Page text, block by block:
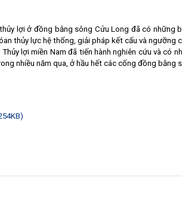
lợi ở đồng bằng sông Cửu Long đã có
thủy lực hệ thống, giải pháp kết cấu và ngưỡng
lợi miền Nam đã tiến hành nghiên cứu và có
nhiều năm qua, ở hầu hết các cống đồng bằng